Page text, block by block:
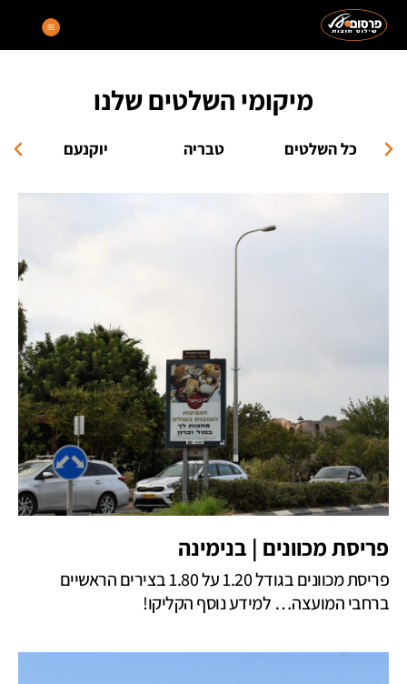
מיקומי השלטים שלנו
כל השלטים טבריה יוקנעם
פריסת מכוונים | בנימינה
פריסת מכוונים בגודל 1.20 על 1.80 בצירים הראשיים
ברחבי המועצה… למידע נוסף הקליקו!